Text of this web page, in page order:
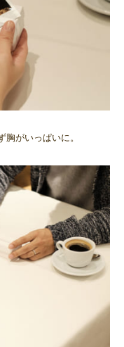
がいっぱいに。